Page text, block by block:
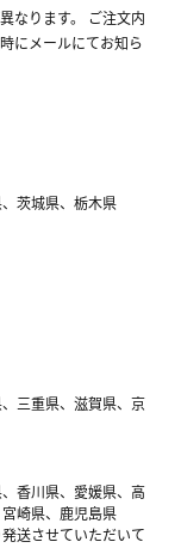
なります。 ご注文内
にメールにてお知ら
茨城県、栃木県
三重県、滋賀県、京
香川県、愛媛県、高
崎県、鹿児島県
送させていただいて